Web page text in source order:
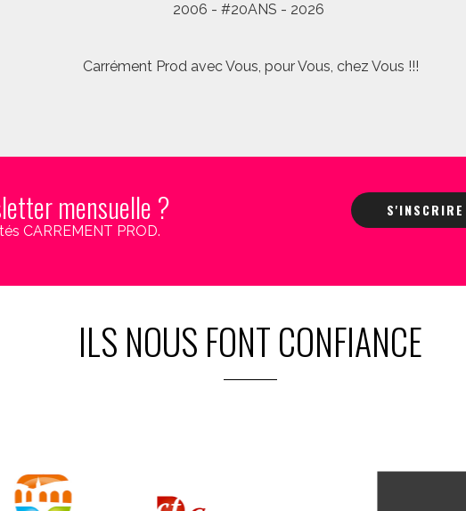
2006 - #20ANS - 2026
Carrément Prod avec Vous, pour Vous, chez Vous !!!
mensuelle ?
CARREMENT PROD.
ILS NOUS FONT CONFIANCE